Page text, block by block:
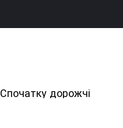
Спочатку дорожчі